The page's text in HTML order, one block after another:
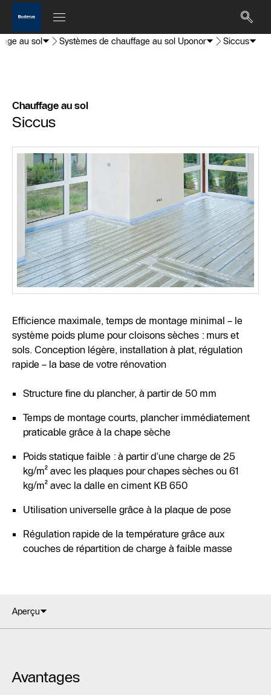
au sol Systèmes de chauffage au sol Uponor Siccus
Chauffage au sol
Siccus
Efficience maximale, temps de montage minimal – le
système poids plume pour cloisons sèches : murs et
sols. Conception légère, installation à plat, régulation
rapide – la base de votre rénovation
Structure fine du plancher, à partir de 50 mm
Temps de montage courts, plancher immédiatement
praticable grâce à la chape sèche
Poids statique faible : à partir d’une charge de 25
kg/m² avec les plaques pour chapes sèches ou 61
kg/m² avec la dalle en ciment KB 650
Utilisation universelle grâce à la plaque de pose
Régulation rapide de la température grâce aux
couches de répartition de charge à faible masse
Aperçu
Avantages